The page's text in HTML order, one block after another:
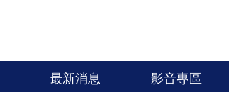
最新消息 影音專區